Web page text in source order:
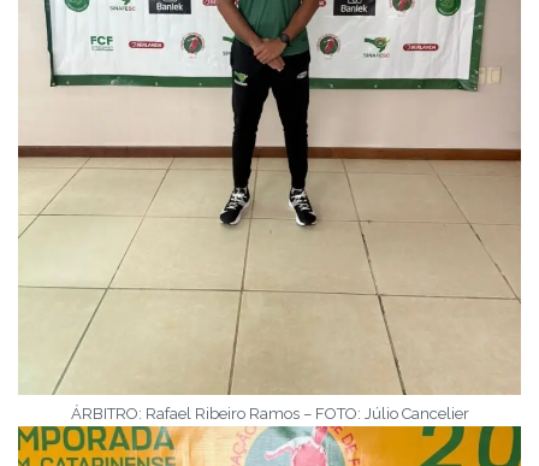
ÁRBITRO: Rafael Ribeiro Ramos – FOTO: Júlio Cancelier